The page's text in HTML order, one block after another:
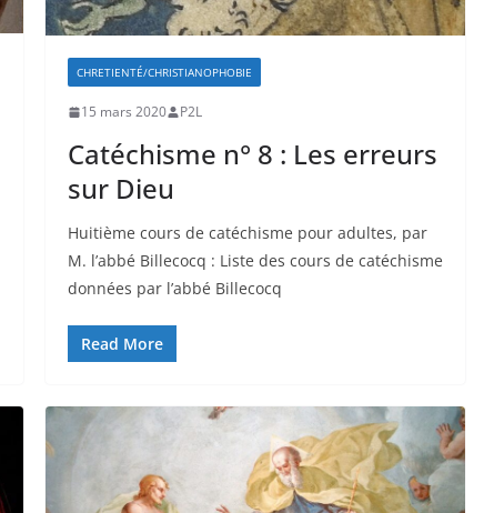
CHRETIENTÉ/CHRISTIANOPHOBIE
15 mars 2020 P2L
Catéchisme n° 8 : Les erreurs
sur Dieu
Huitième cours de catéchisme pour adultes, par
M. l’abbé Billecocq : Liste des cours de catéchisme
données par l’abbé Billecocq
Read More